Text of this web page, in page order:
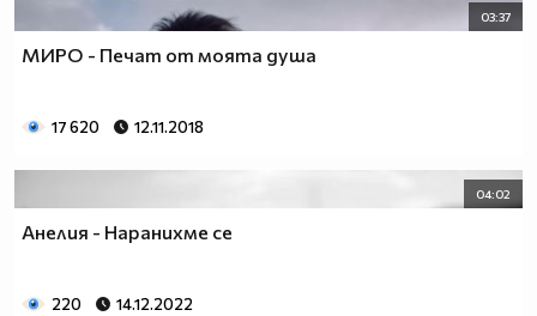
03:37
МИРО - Печат от моята душа
17 620 12.11.2018
04:02
Анелия - Наранихме се
220 14.12.2022